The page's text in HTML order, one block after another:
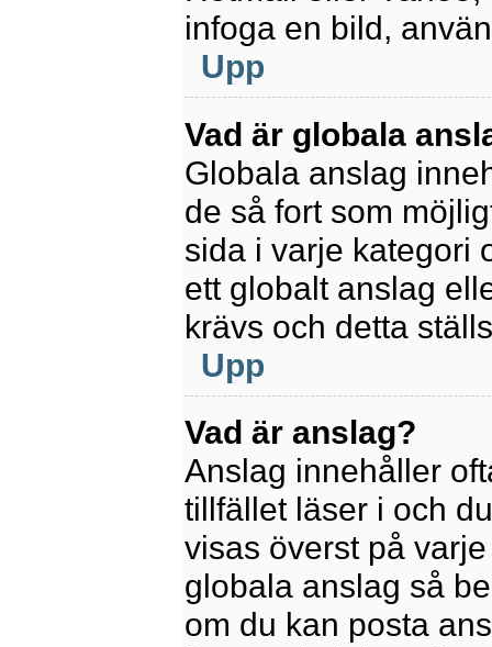
infoga en bild,
Upp
Vad är globala
Globala anslag
de så fort som
sida i varje kategori
ett globalt anslag
krävs och detta
Upp
Vad är anslag?
Anslag innehåller
tillfället läser i och
visas överst på
globala anslag så
om du kan posta